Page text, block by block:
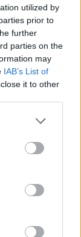
utilized by
prior to
further
parties on the
may
IAB’s List of
it to other